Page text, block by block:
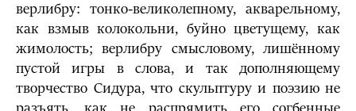
верлибру: тонко-великолепному, акварельному,
как взмыв колокольни, буйно цветущему, как
жимолость; верлибру смысловому, лишённому
пустой игры в слова, и так дополняющему
творчество Сидура, что скульптуру и поэзию не